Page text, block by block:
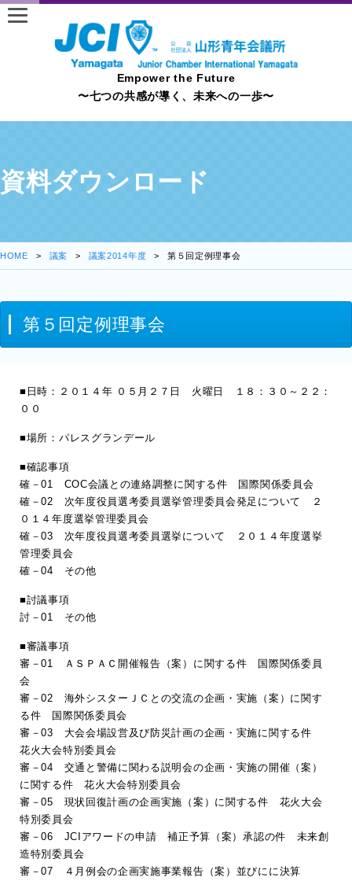
Empower the Future
〜七つの共感が導く、未来への一歩〜
資料ダウンロード
HOME 議案 議案2014年度 第５回定例理事会
第５回定例理事会
■日時：２０１４年 ０５月２７日 火曜日 １８：３０～２２：
００
■場所：パレスグランデール
■確認事項
確－01 COC会議との連絡調整に関する件 国際関係委員会
確－02 次年度役員選考委員選挙管理委員会発足について ２
０１４年度選挙管理委員会
確－03 次年度役員選考委員選挙について ２０１４年度選挙
管理委員会
確－04 その他
■討議事項
討－01 その他
■審議事項
審－01 ＡＳＰＡＣ開催報告（案）に関する件 国際関係委員
会
審－02 海外シスターＪＣとの交流の企画・実施（案）に関す
る件 国際関係委員会
審－03 大会会場設営及び防災計画の企画・実施に関する件
花火大会特別委員会
審－04 交通と警備に関わる説明会の企画・実施の開催（案）
に関する件 花火大会特別委員会
審－05 現状回復計画の企画実施（案）に関する件 花火大会
特別委員会
審－06 JCIアワードの申請 補正予算（案）承認の件 未来創
造特別委員会
審－07 ４月例会の企画実施事業報告（案）並びにに決算